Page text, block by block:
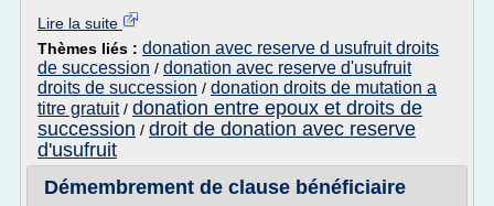
Lire la suite
Thèmes liés : donation avec reserve d usufruit droits
de succession / donation avec reserve d'usufruit
droits de succession / donation droits de mutation a
titre gratuit/ donation entre epoux et droits de
succession / droit de donation avec reserve
d'usufruit
Démembrement de clause bénéficiaire